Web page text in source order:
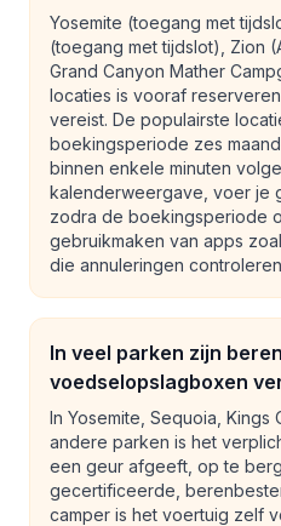
Yosemite (toegang met
(toegang met tijdslot), Zion
Grand Canyon Mather
locaties is vooraf
vereist. De populairste
boekingsperiode zes
binnen enkele minuten
kalenderweergave, voer je
zodra de boekingsperiode
gebruikmaken van apps
die annuleringen
In veel parken zijn
voedselopslagboxen
In Yosemite, Sequoia, Kings
andere parken is het
een geur afgeeft, op te
gecertificeerde,
camper is het voertuig zelf